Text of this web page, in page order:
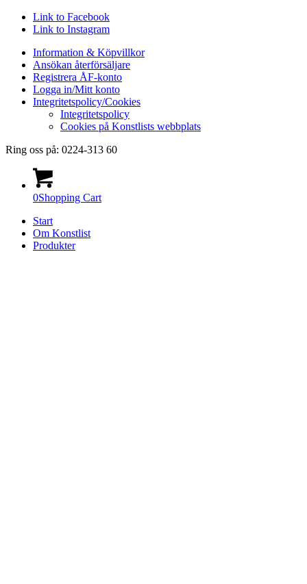
Link to Facebook
Link to Instagram
Information & Köpvillkor
Ansökan återförsäljare
Registrera ÅF-konto
Logga in/Mitt konto
Integritetspolicy/Cookies
Integritetspolicy
Cookies på Konstlists webbplats
Ring oss på: 0224-313 60
0Shopping Cart
Start
Om Konstlist
Produkter